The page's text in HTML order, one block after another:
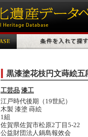
黒漆塗花枝円文蒔絵五
工芸品 漆工
江戸時代後期（19世紀）
木製 漆塗 蒔絵
1組
佐賀県佐賀市松原2丁目5-22
公益財団法人鍋島報效会